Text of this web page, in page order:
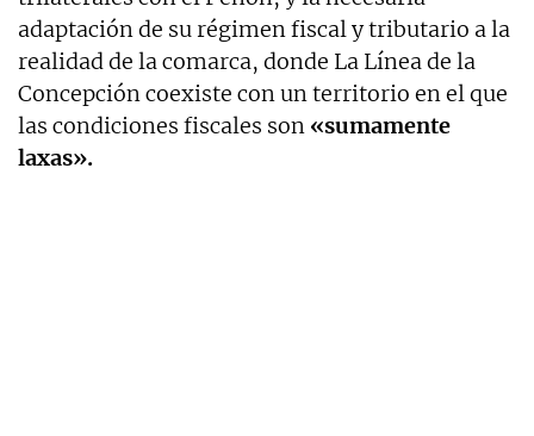
adaptación de su régimen fiscal y tributario a la
realidad de la comarca, donde La Línea de la
Concepción coexiste con un territorio en el que
las condiciones fiscales son «sumamente
laxas».